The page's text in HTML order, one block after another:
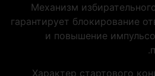
Механизм
гарантирует блокирование
и повышение
Характер стартового